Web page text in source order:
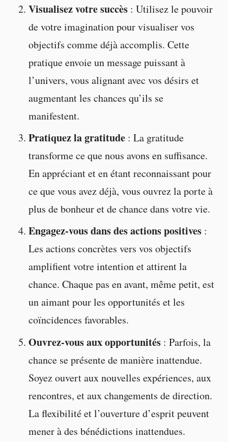
Visualisez votre succès: Utilisez le pouvoir
de votre imagination pour visualiser vos
objectifs comme déjà accomplis. Cette
pratique envoie un message puissant à
l’univers, vous alignant avec vos désirs et
augmentant les chances qu’ils se
manifestent.
Pratiquez la gratitude: La gratitude
transforme ce que nous avons en suffisance.
En appréciant et en étant reconnaissant pour
ce que vous avez déjà, vous ouvrez la porte à
plus de bonheur et de chance dans votre vie.
Engagez-vous dans des actions positives:
Les actions concrètes vers vos objectifs
amplifient votre intention et attirent la
chance. Chaque pas en avant, même petit, est
un aimant pour les opportunités et les
coïncidences favorables.
Ouvrez-vous aux opportunités: Parfois, la
chance se présente de manière inattendue.
Soyez ouvert aux nouvelles expériences, aux
rencontres, et aux changements de direction.
La flexibilité et l’ouverture d’esprit peuvent
mener à des bénédictions inattendues.